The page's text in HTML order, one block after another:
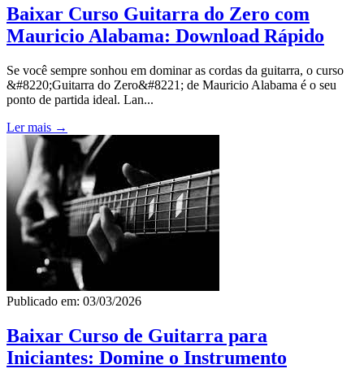
Baixar Curso Guitarra do Zero com
Mauricio Alabama: Download Rápido
Se você sempre sonhou em dominar as cordas da guitarra, o curso
&#8220;Guitarra do Zero&#8221; de Mauricio Alabama é o seu
ponto de partida ideal. Lan...
Ler mais →
Publicado em: 03/03/2026
Baixar Curso de Guitarra para
Iniciantes: Domine o Instrumento